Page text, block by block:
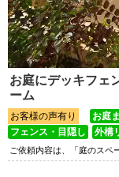
お庭にデッキフェ
ーム
お客様の声有り お庭
フェンス・目隠し
外構
ご依頼内容は、「庭のスペ